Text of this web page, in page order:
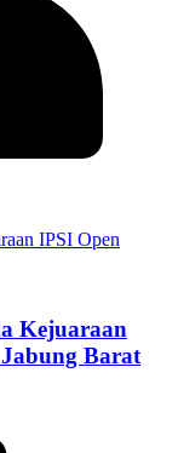
Kejuaraan
Barat